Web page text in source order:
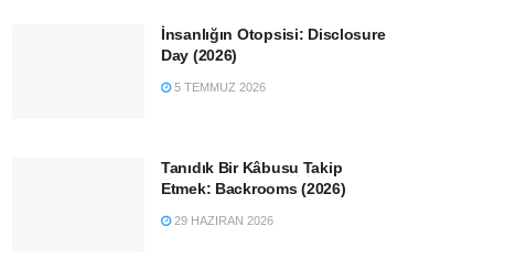
İnsanlığın Otopsisi: Disclosure
Day (2026)
5 TEMMUZ 2026
Tanıdık Bir Kâbusu Takip
Etmek: Backrooms (2026)
29 HAZIRAN 2026